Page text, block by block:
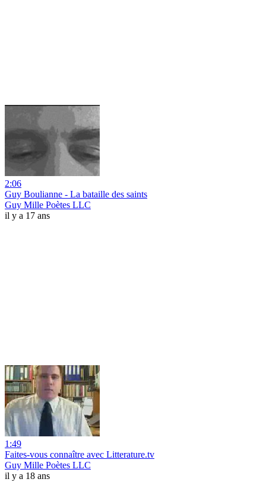
2:06
Guy Boulianne - La bataille des saints
Guy Mille Poètes LLC
il y a 17 ans
1:49
Faites-vous connaître avec Litterature.tv
Guy Mille Poètes LLC
il y a 18 ans